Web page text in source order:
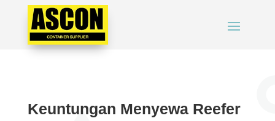
Keuntungan Menyewa Reefer